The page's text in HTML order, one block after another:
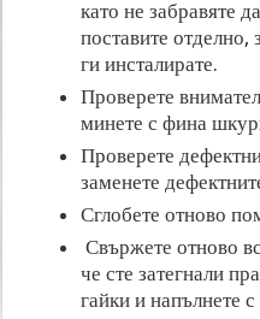
като не забравяте
поставите отделно,
ги инсталирате.
Проверете
минете с фина
Проверете
заменете
Сглобете отново
Свържете отново
че сте затегнали
гайки и напълнете с